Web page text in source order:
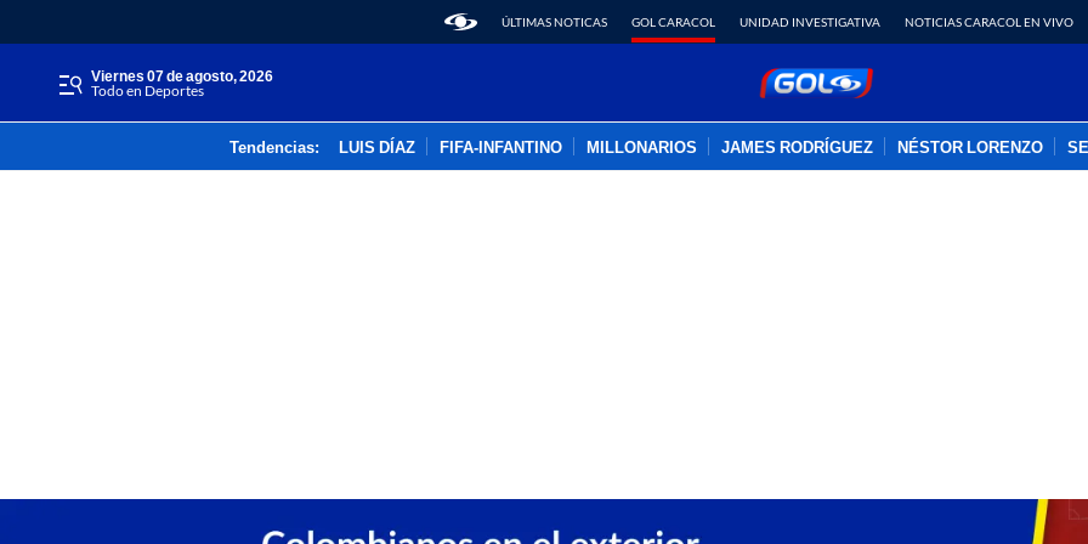
ÚLTIMAS NOTICAS GOL CARACOL UNIDAD INVESTIGATIVA NOTICIAS CARACOL EN VIVO
viernes 07 de agosto, 2026
Todo en Deportes
Tendencias: LUIS DÍAZ FIFA-INFANTINO MILLONARIOS JAMES RODRÍGUEZ NÉSTOR LORENZO